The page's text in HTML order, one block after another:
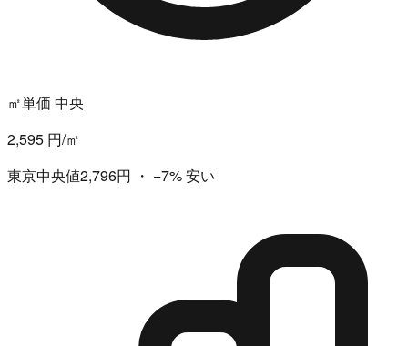
㎡単価 中央
2,595 円/㎡
東京中央値2,796円 ・ −7%安い